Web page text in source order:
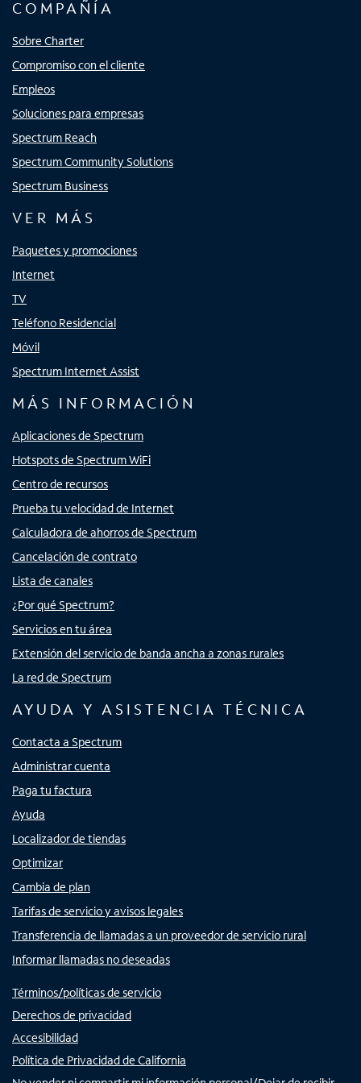
COMPAÑÍA
Sobre Charter
Compromiso con el cliente
Empleos
Soluciones para empresas
Spectrum Reach
Spectrum Community Solutions
Spectrum Business
VER MÁS
Paquetes y promociones
Internet
TV
Teléfono Residencial
Móvil
Spectrum Internet Assist
MÁS INFORMACIÓN
Aplicaciones de Spectrum
Hotspots de Spectrum WiFi
Centro de recursos
Prueba tu velocidad de Internet
Calculadora de ahorros de Spectrum
Cancelación de contrato
Lista de canales
¿Por qué Spectrum?
Servicios en tu área
Extensión del servicio de banda ancha a zonas rurales
La red de Spectrum
AYUDA Y ASISTENCIA TÉCNICA
Contacta a Spectrum
Administrar cuenta
Paga tu factura
Ayuda
Localizador de tiendas
Optimizar
Cambia de plan
Tarifas de servicio y avisos legales
Transferencia de llamadas a un proveedor de servicio rural
Informar llamadas no deseadas
Términos/políticas de servicio
Derechos de privacidad
Accesibilidad
Política de Privacidad de California